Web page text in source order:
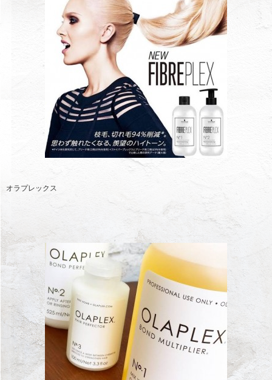
オラプレックス